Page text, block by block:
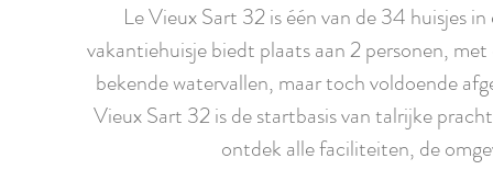
Le Vieux Sart 32 is één van de 34 huisjes
vakantiehuisje biedt plaats aan 2 personen,
bekende watervallen, maar toch voldoende
Vieux Sart 32 is de startbasis van talrijke
ontdek alle faciliteiten, de